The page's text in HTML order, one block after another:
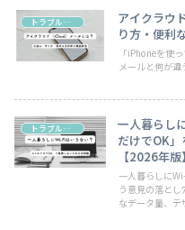
トラブル・お悩み
アイクラウ
り方・便利
「iPhoneを使
メールと何が
トラブル・お悩み
一人暮らし
だけでOK
【2026年版】
一人暮らしに
う意見の落と
なデータ量、